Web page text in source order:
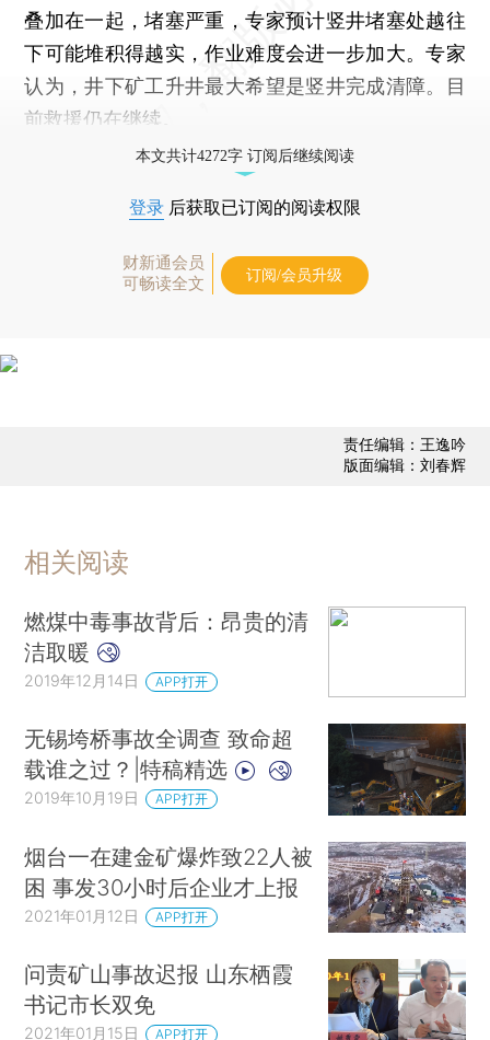
叠加在一起，堵塞严重，专家预计竖井堵塞处越往
下可能堆积得越实，作业难度会进一步加大。专家
认为，井下矿工升井最大希望是竖井完成清障。目
前救援仍在继续。
本文共计4272字 订阅后继续阅读
登录 后获取已订阅的阅读权限
财新通会员
可畅读全文
订阅/会员升级
责任编辑：王逸吟
版面编辑：刘春辉
相关阅读
燃煤中毒事故背后：昂贵的清
洁取暖
2019年12月14日 APP打开
无锡垮桥事故全调查 致命超
载谁之过？|特稿精选
2019年10月19日 APP打开
烟台一在建金矿爆炸致22人被
困 事发30小时后企业才上报
2021年01月12日 APP打开
问责矿山事故迟报 山东栖霞
书记市长双免
2021年01月15日 APP打开